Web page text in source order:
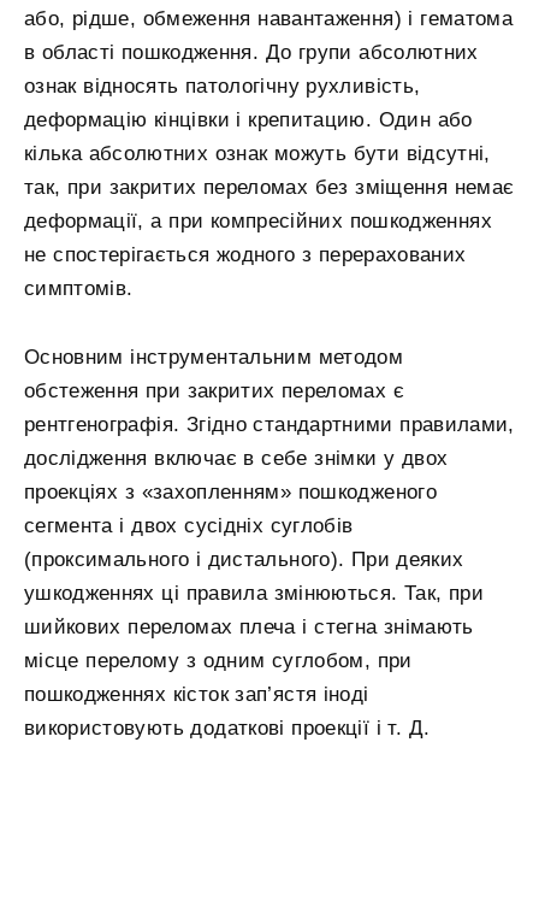
або, рідше, обмеження навантаження) і гематома
в області пошкодження. До групи абсолютних
ознак відносять патологічну рухливість,
деформацію кінцівки і крепитацию. Один або
кілька абсолютних ознак можуть бути відсутні,
так, при закритих переломах без зміщення немає
деформації, а при компресійних пошкодженнях
не спостерігається жодного з перерахованих
симптомів.
Основним інструментальним методом
обстеження при закритих переломах є
рентгенографія. Згідно стандартними правилами,
дослідження включає в себе знімки у двох
проекціях з «захопленням» пошкодженого
сегмента і двох сусідніх суглобів
(проксимального і дистального). При деяких
ушкодженнях ці правила змінюються. Так, при
шийкових переломах плеча і стегна знімають
місце перелому з одним суглобом, при
пошкодженнях кісток зап’ястя іноді
використовують додаткові проекції і т. Д.